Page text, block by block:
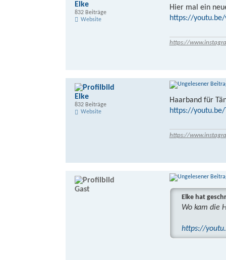
Hier mal ein
https://youtu.be/
https://
Elke
832 Beiträge
Website
Haarband für
https://youtu.be/
https://
Elke
832 Beiträge
Website
Elke hat
Wo kam die
https://
Gast